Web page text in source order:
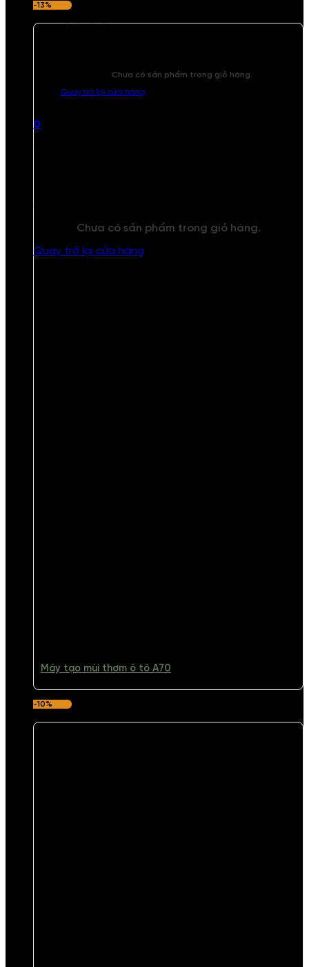
Chưa có sản phẩm trong giỏ hàng.
Quay trở lại cửa hàng
0
Giỏ hàng
Chưa có sản phẩm trong giỏ hàng.
Quay trở lại cửa hàng
-13%
Máy tạo mùi thơm ô tô A70
-10%